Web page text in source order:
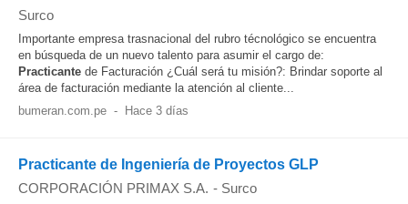
Surco
Importante empresa trasnacional del rubro técnológico se encuentra
en búsqueda de un nuevo talento para asumir el cargo de:
Practicante de Facturación ¿Cuál será tu misión?: Brindar soporte al
área de facturación mediante la atención al cliente...
bumeran.com.pe - Hace 3 días
Practicante de Ingeniería de Proyectos GLP
CORPORACIÓN PRIMAX S.A. - Surco